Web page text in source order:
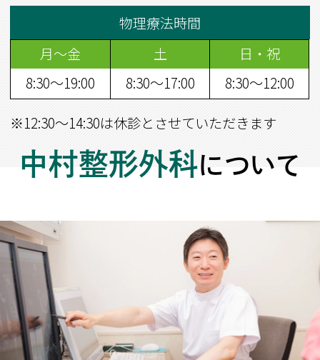
物理療法時間
月～金
土
日・祝
8:30～19:00
8:30～17:00
8:30～12:00
※12:30～14:30は休診とさせていただきます
中村整形外科について